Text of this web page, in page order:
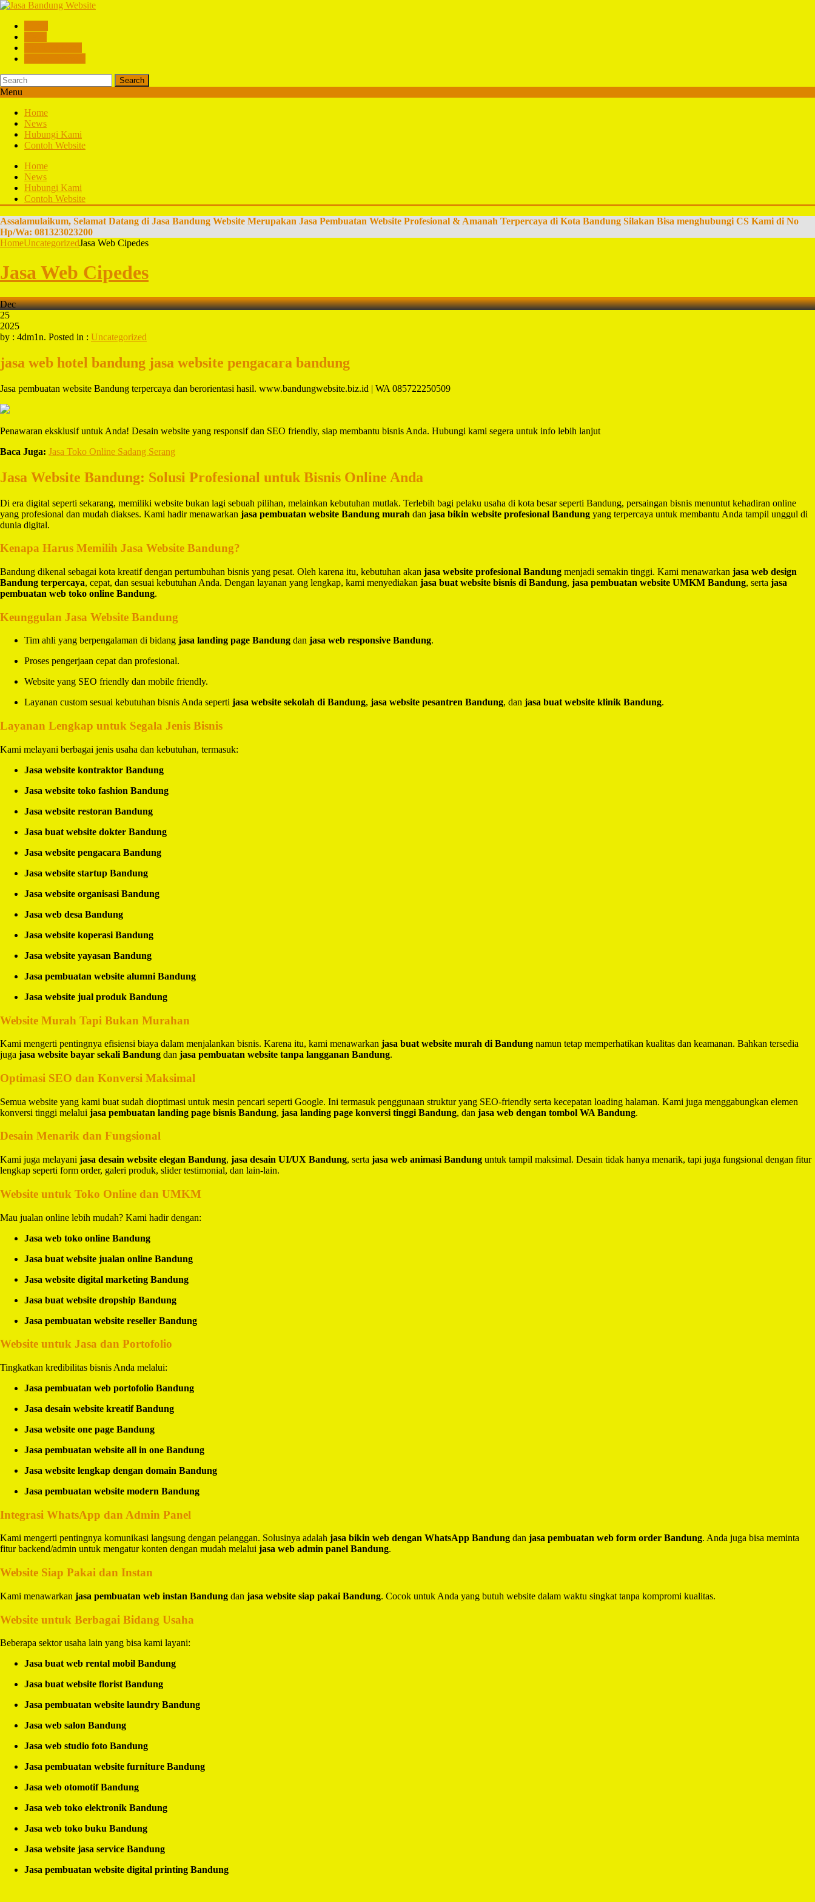
Search
Menu
Home
News
Hubungi Kami
Contoh Website
Home
News
Hubungi Kami
Contoh Website
Assalamulaikum, Selamat Datang di Jasa Bandung Website Merupakan Jasa Pembuatan Website Profesional & Amanah Terpercaya di Kota Bandung Silakan Bisa menghubungi CS Kami di No
Hp/Wa: 081323023200
HomeUncategorizedJasa Web Cipedes
Jasa Web Cipedes
Dec
25
2025
by : 4dm1n. Posted in : Uncategorized
jasa web hotel bandung jasa website pengacara bandung
Jasa pembuatan website Bandung terpercaya dan berorientasi hasil. www.bandungwebsite.biz.id | WA 085722250509
Penawaran eksklusif untuk Anda! Desain website yang responsif dan SEO friendly, siap membantu bisnis Anda. Hubungi kami segera untuk info lebih lanjut
Baca Juga: Jasa Toko Online Sadang Serang
Jasa Website Bandung: Solusi Profesional untuk Bisnis Online Anda
Di era digital seperti sekarang, memiliki website bukan lagi sebuah pilihan, melainkan kebutuhan mutlak. Terlebih bagi pelaku usaha di kota besar seperti Bandung, persaingan bisnis menuntut kehadiran online
yang profesional dan mudah diakses. Kami hadir menawarkan jasa pembuatan website Bandung murah dan jasa bikin website profesional Bandung yang terpercaya untuk membantu Anda tampil unggul di
dunia digital.
Kenapa Harus Memilih Jasa Website Bandung?
Bandung dikenal sebagai kota kreatif dengan pertumbuhan bisnis yang pesat. Oleh karena itu, kebutuhan akan jasa website profesional Bandung menjadi semakin tinggi. Kami menawarkan jasa web design
Bandung terpercaya, cepat, dan sesuai kebutuhan Anda. Dengan layanan yang lengkap, kami menyediakan jasa buat website bisnis di Bandung, jasa pembuatan website UMKM Bandung, serta jasa
pembuatan web toko online Bandung.
Keunggulan Jasa Website Bandung
Tim ahli yang berpengalaman di bidang jasa landing page Bandung dan jasa web responsive Bandung.
Proses pengerjaan cepat dan profesional.
Website yang SEO friendly dan mobile friendly.
Layanan custom sesuai kebutuhan bisnis Anda seperti jasa website sekolah di Bandung, jasa website pesantren Bandung, dan jasa buat website klinik Bandung.
Layanan Lengkap untuk Segala Jenis Bisnis
Kami melayani berbagai jenis usaha dan kebutuhan, termasuk:
Jasa website kontraktor Bandung
Jasa website toko fashion Bandung
Jasa website restoran Bandung
Jasa buat website dokter Bandung
Jasa website pengacara Bandung
Jasa website startup Bandung
Jasa website organisasi Bandung
Jasa web desa Bandung
Jasa website koperasi Bandung
Jasa website yayasan Bandung
Jasa pembuatan website alumni Bandung
Jasa website jual produk Bandung
Website Murah Tapi Bukan Murahan
Kami mengerti pentingnya efisiensi biaya dalam menjalankan bisnis. Karena itu, kami menawarkan jasa buat website murah di Bandung namun tetap memperhatikan kualitas dan keamanan. Bahkan tersedia
juga jasa website bayar sekali Bandung dan jasa pembuatan website tanpa langganan Bandung.
Optimasi SEO dan Konversi Maksimal
Semua website yang kami buat sudah dioptimasi untuk mesin pencari seperti Google. Ini termasuk penggunaan struktur yang SEO-friendly serta kecepatan loading halaman. Kami juga menggabungkan elemen
konversi tinggi melalui jasa pembuatan landing page bisnis Bandung, jasa landing page konversi tinggi Bandung, dan jasa web dengan tombol WA Bandung.
Desain Menarik dan Fungsional
Kami juga melayani jasa desain website elegan Bandung, jasa desain UI/UX Bandung, serta jasa web animasi Bandung untuk tampil maksimal. Desain tidak hanya menarik, tapi juga fungsional dengan fitur
lengkap seperti form order, galeri produk, slider testimonial, dan lain-lain.
Website untuk Toko Online dan UMKM
Mau jualan online lebih mudah? Kami hadir dengan:
Jasa web toko online Bandung
Jasa buat website jualan online Bandung
Jasa website digital marketing Bandung
Jasa buat website dropship Bandung
Jasa pembuatan website reseller Bandung
Website untuk Jasa dan Portofolio
Tingkatkan kredibilitas bisnis Anda melalui:
Jasa pembuatan web portofolio Bandung
Jasa desain website kreatif Bandung
Jasa website one page Bandung
Jasa pembuatan website all in one Bandung
Jasa website lengkap dengan domain Bandung
Jasa pembuatan website modern Bandung
Integrasi WhatsApp dan Admin Panel
Kami mengerti pentingnya komunikasi langsung dengan pelanggan. Solusinya adalah jasa bikin web dengan WhatsApp Bandung dan jasa pembuatan web form order Bandung. Anda juga bisa meminta
fitur backend/admin untuk mengatur konten dengan mudah melalui jasa web admin panel Bandung.
Website Siap Pakai dan Instan
Kami menawarkan jasa pembuatan web instan Bandung dan jasa website siap pakai Bandung. Cocok untuk Anda yang butuh website dalam waktu singkat tanpa kompromi kualitas.
Website untuk Berbagai Bidang Usaha
Beberapa sektor usaha lain yang bisa kami layani:
Jasa buat web rental mobil Bandung
Jasa buat website florist Bandung
Jasa pembuatan website laundry Bandung
Jasa web salon Bandung
Jasa web studio foto Bandung
Jasa pembuatan website furniture Bandung
Jasa web otomotif Bandung
Jasa web toko elektronik Bandung
Jasa web toko buku Bandung
Jasa website jasa service Bandung
Jasa pembuatan website digital printing Bandung